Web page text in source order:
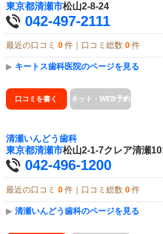
東京都清瀬市松山2-8-24
042-497-2111
最近の口コミ 0 件｜口コミ総数 0 件
▶ キートス歯科医院のページを見る
口コミを書く ネット・WEB予約
清瀬いんどう歯科
東京都清瀬市松山2-1-7クレア清瀬
042-496-1200
最近の口コミ 0 件｜口コミ総数 0 件
▶ 清瀬いんどう歯科のページを見る